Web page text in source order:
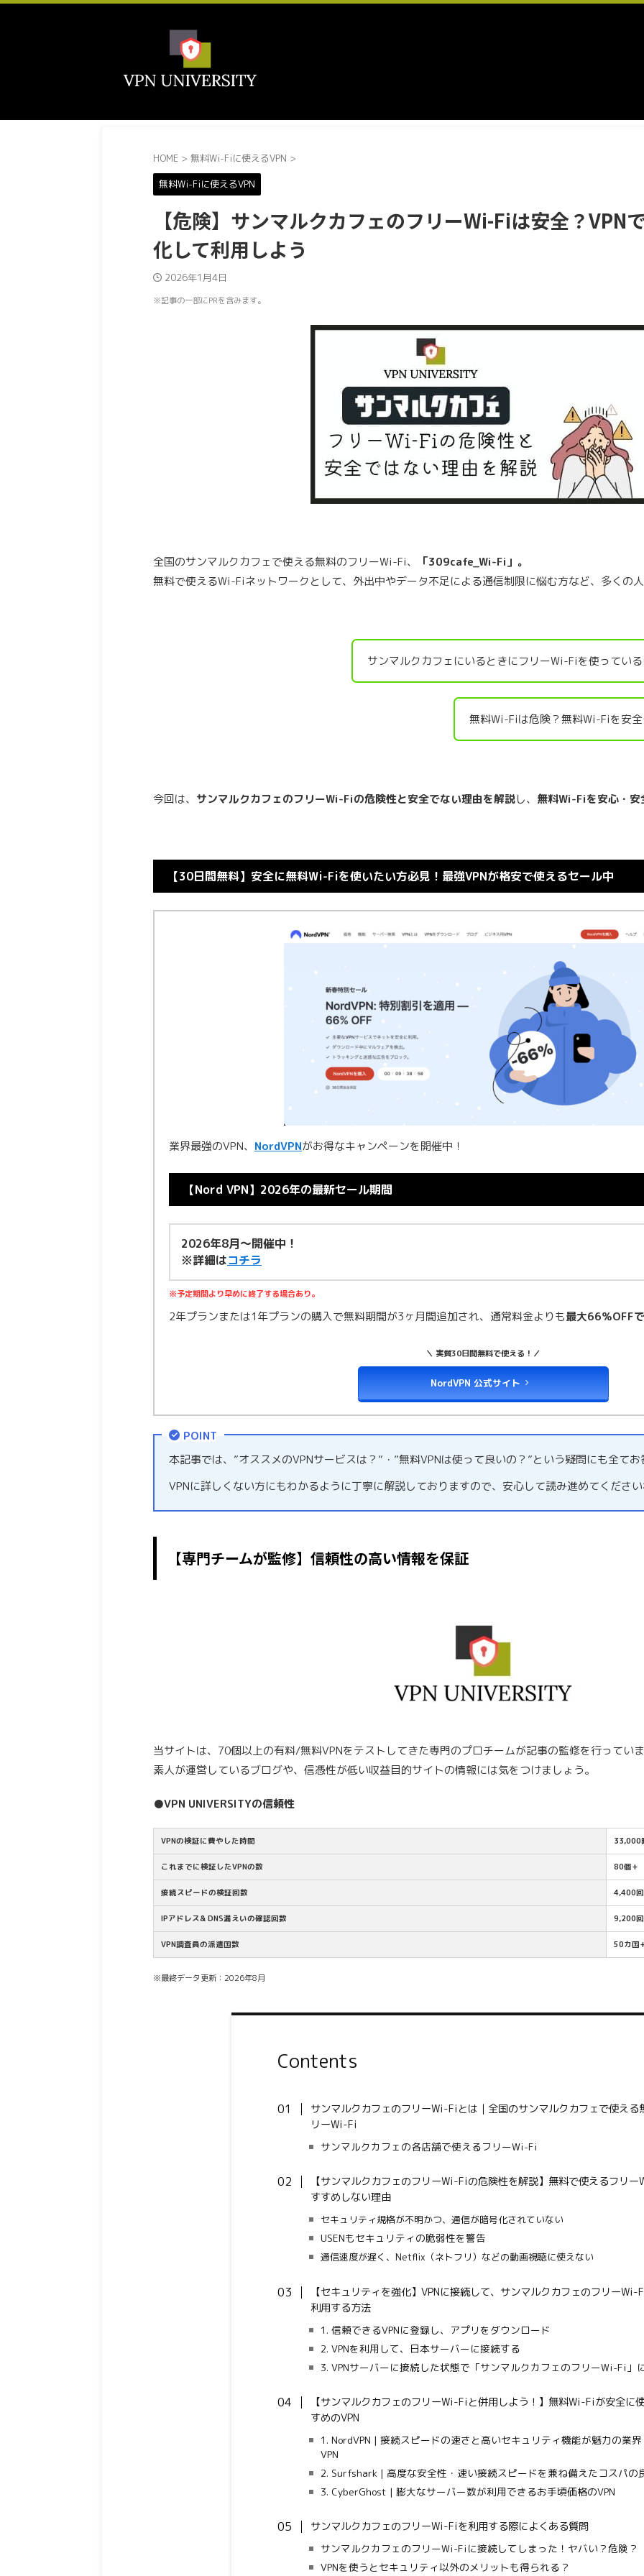
HOME > 無料Wi-Fiに使えるVPN >
無料Wi-Fiに使えるVPN
【危険】サンマルクカフェのフリーWi-Fiは安全？VPN
化して利用しよう
2026年1月4日
※記事の一部にPRを含みます。
全国のサンマルクカフェで使える無料のフリーWi-Fi、
「309cafe_Wi-Fi」。
無料で使えるWi-Fiネットワークとして、外出中やデータ不足による通信制限に悩む方など、多くの人
サンマルクカフェにいるときにフリーWi-Fiを使っている
無料Wi-Fiは危険？無料Wi-Fiを安全
今回は、 サンマルクカフェのフリーWi-Fiの危険性と安全でない理由を解説し、 無料Wi-Fiを安心・安
【30日間無料】安全に無料Wi-Fiを使いたい方必見！最強VPNが格安で使えるセール中
業界最強のVPN、 NordVPNがお得なキャンペーンを開催中！
【Nord VPN】2026年の最新セール期間
2026年8月〜開催中！
※詳細はコチラ
※予定期間より早めに終了する場合あり。
2年プランまたは1年プランの購入で無料期間が3ヶ月間追加され、通常料金よりも最大66％OFF
＼ 実質30日間無料で使える！／
NordVPN 公式サイト
POINT
本記事では、”オススメのVPNサービスは？”・”無料VPNは使って良いの？”という疑問にも全てお
VPNに詳しくない方にもわかるように丁寧に解説しておりますので、安心して読み進めてください
【専門チームが監修】信頼性の高い情報を保証
当サイトは、70個以上の有料/無料VPNをテストしてきた専門のプロチームが記事の監修を行っていま
素人が運営しているブログや、信憑性が低い収益目的サイトの情報には気をつけましょう。
●VPN UNIVERSITYの信頼性
VPNの検証に費やした時間 33,000
これまでに検証したVPNの数 80個+
接続スピードの検証回数 4,400
IPアドレス& DNS漏えいの確認回数 9,200
VPN調査員の派遣国数 50カ国
※最終データ更新：2026年8月
Contents
サンマルクカフェのフリーWi-Fiとは｜全国のサンマルクカフェで使える
リーWi-Fi
サンマルクカフェの各店舗で使えるフリーWi-Fi
【サンマルクカフェのフリーWi-Fiの危険性を解説】無料で使えるフリ
すすめしない理由
セキュリティ規格が不明かつ、通信が暗号化されていない
USENもセキュリティの脆弱性を警告
通信速度が遅く、Netflix（ネトフリ）などの動画視聴に使えない
【セキュリティを強化】VPNに接続して、サンマルクカフェのフリーWi-
利用する方法
1. 信頼できるVPNに登録し、アプリをダウンロード
2. VPNを利用して、日本サーバーに接続する
3. VPNサーバーに接続した状態で「サンマルクカフェのフリーWi-Fi」
【サンマルクカフェのフリーWi-Fiと併用しよう！】無料Wi-Fiが安全に
すめのVPN
1. NordVPN | 接続スピードの速さと高いセキュリティ機能が魅力の業
VPN
2. Surfshark | 高度な安全性・速い接続スピードを兼ね備えたコスパの
3. CyberGhost | 膨大なサーバー数が利用できるお手頃価格のVPN
サンマルクカフェのフリーWi-Fiを利用する際によくある質問
サンマルクカフェのフリーWi-Fiに接続してしまった！ヤバい？危険？
VPNを使うとセキュリティ以外のメリットも得られる？